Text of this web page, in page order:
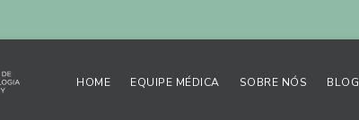
HOME EQUIPE MÉDICA SOBRE NÓS BLOG